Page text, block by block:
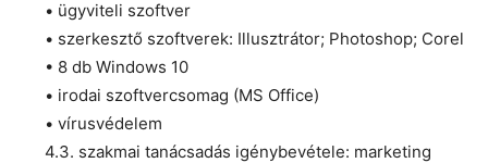
• ügyviteli szoftver
• szerkesztő szoftverek: Illusztrátor; Photoshop; Corel
• 8 db Windows 10
• irodai szoftvercsomag (MS Office)
• vírusvédelem
4.3. szakmai tanácsadás igénybevétele: marketing